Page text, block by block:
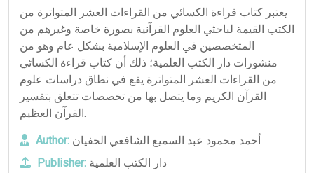
يعتبر كتاب قراءة الكسائي من القراءات العشر المتواترة من
الكتب القيمة لباحثي العلوم القرآنية بصورة خاصة وغيرهم من
المتخصصين في العلوم الإسلامية بشكل عام وهو من
منشورات دار الكتب العلمية؛ ذلك أن كتاب قراءة الكسائي
من القراءات العشر المتواترة يقع في نطاق دراسات علوم
القرآن الكريم وما يتصل بها من تخصصات تتعلق بتفسير
Author: أحمد محمود عبد السميع الشافعي الحفيان
Publisher: دار الكتب العلمية